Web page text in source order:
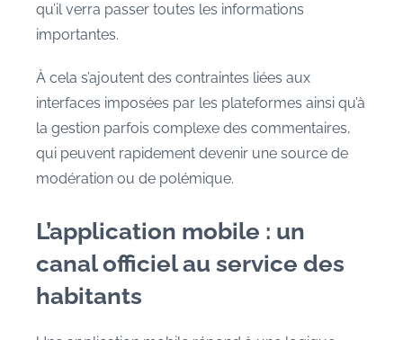
qu’il verra passer toutes les informations
importantes.
À cela s’ajoutent des contraintes liées aux
interfaces imposées par les plateformes ainsi qu’à
la gestion parfois complexe des commentaires,
qui peuvent rapidement devenir une source de
modération ou de polémique.
L’application mobile : un
canal officiel au service des
habitants